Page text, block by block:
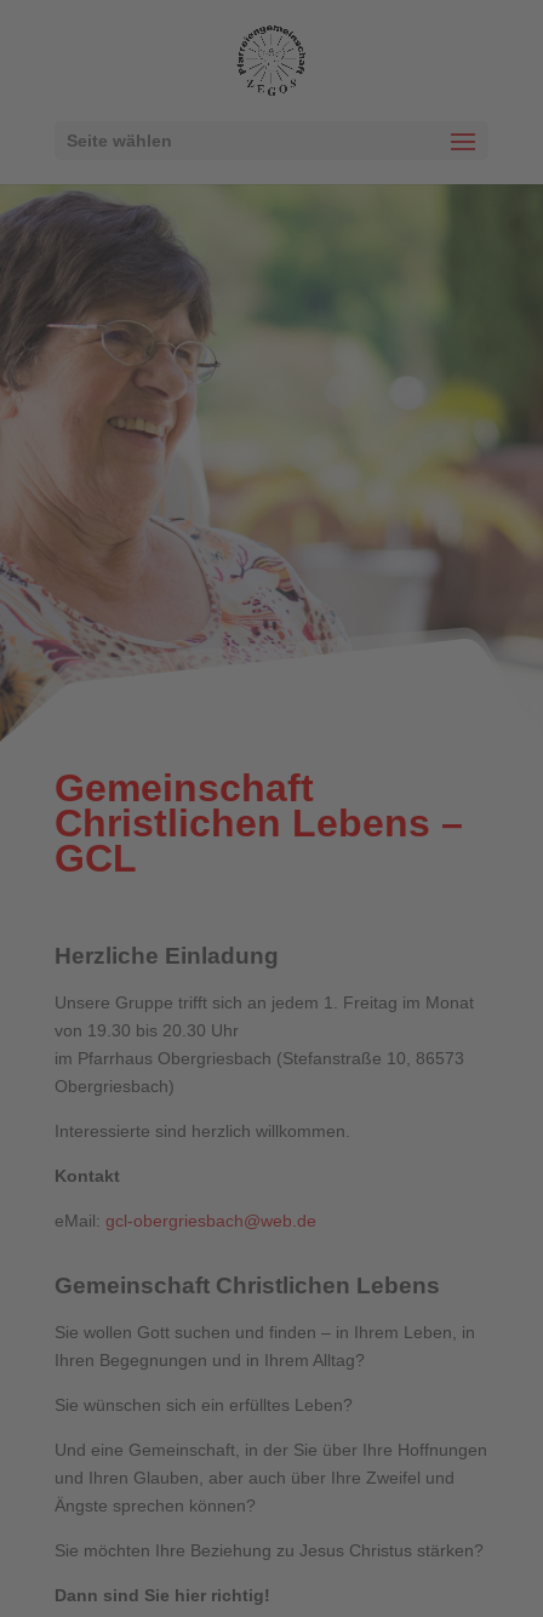
Seite wählen
Gemeinschaft
Christlichen Lebens –
GCL
Herzliche Einladung
Unsere Gruppe trifft sich an jedem 1. Freitag im Monat
von 19.30 bis 20.30 Uhr
im Pfarrhaus Obergriesbach (Stefanstraße 10, 86573
Obergriesbach)
Interessierte sind herzlich willkommen.
Kontakt
eMail: gcl-obergriesbach@web.de
Gemeinschaft Christlichen Lebens
Sie wollen Gott suchen und finden – in Ihrem Leben, in
Ihren Begegnungen und in Ihrem Alltag?
Sie wünschen sich ein erfülltes Leben?
Und eine Gemeinschaft, in der Sie über Ihre Hoffnungen
und Ihren Glauben, aber auch über Ihre Zweifel und
Ängste sprechen können?
Sie möchten Ihre Beziehung zu Jesus Christus stärken?
Dann sind Sie hier richtig!